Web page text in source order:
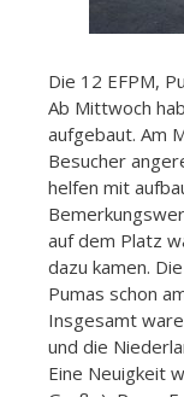
Die 12 EFPM,
Ab Mittwoch
aufgebaut. Am
Besucher
helfen mit
auf dem Platz
dazu kamen.
Pumas schon
Insgesamt
und die
Eine Neuigkeit